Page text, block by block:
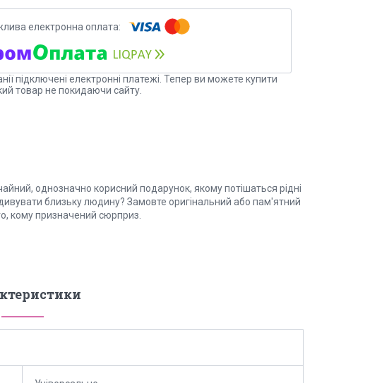
підключені електронні платежі. Тепер ви можете купити
товар не покидаючи сайту.
однозначно корисний подарунок, якому потішаться рідні
близьку людину? Замовте оригінальний або пам'ятний
кому призначений сюрприз.